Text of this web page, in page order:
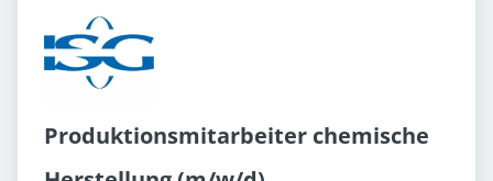
Produktionsmitarbeiter chemische